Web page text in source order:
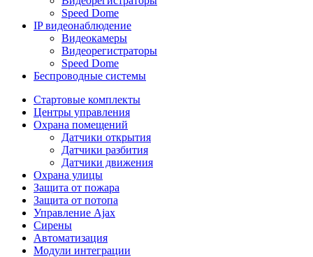
Speed Dome
IP видеонаблюдение
Видеокамеры
Видеорегистраторы
Speed Dome
Беспроводные системы
Стартовые комплекты
Центры управления
Охрана помещений
Датчики открытия
Датчики разбития
Датчики движения
Охрана улицы
Защита от пожара
Защита от потопа
Управление Ajax
Сирены
Автоматизация
Модули интеграции